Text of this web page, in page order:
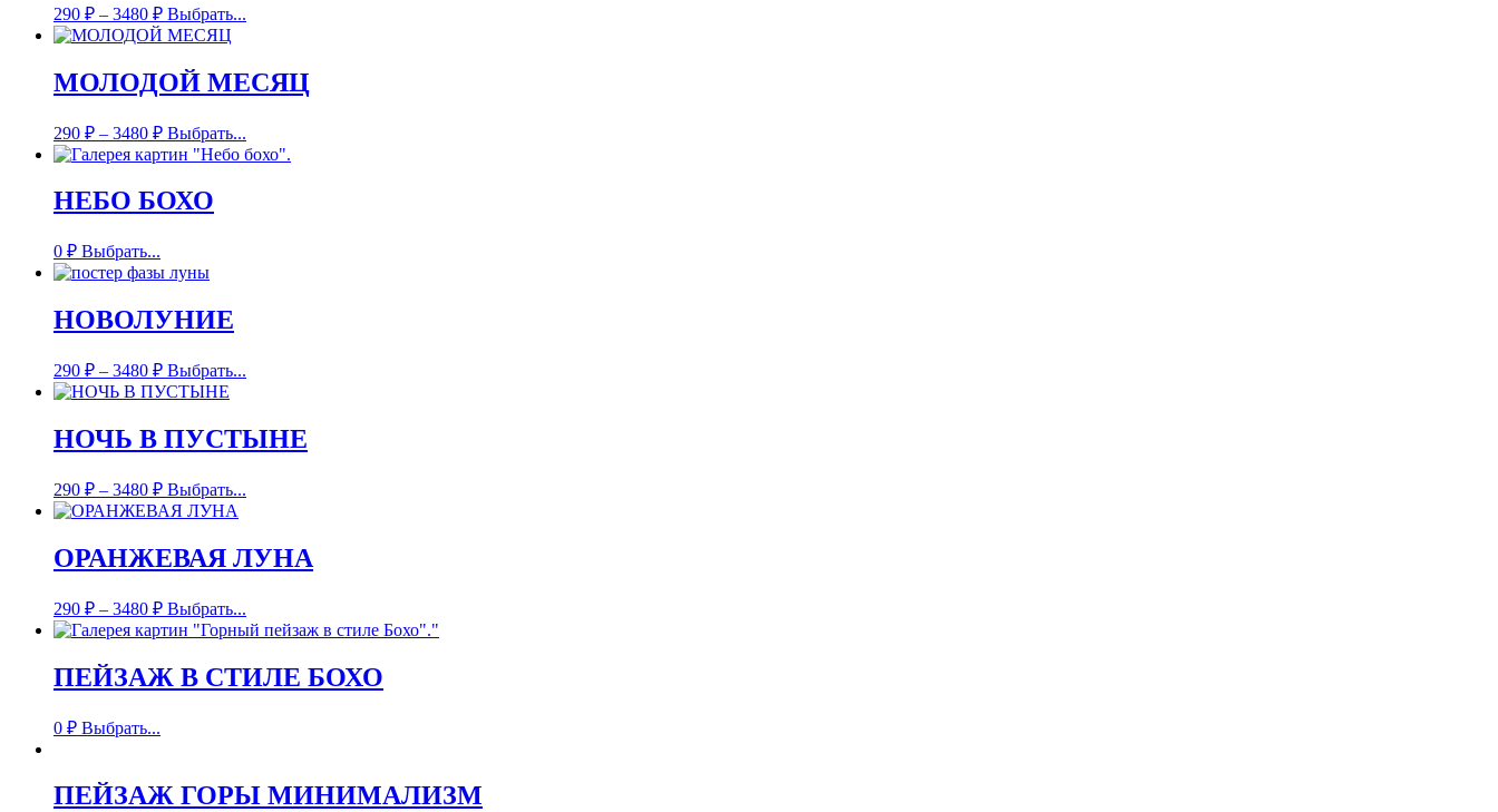
290 ₽ – 3480 ₽ Выбрать...
МОЛОДОЙ МЕСЯЦ
290 ₽ – 3480 ₽ Выбрать...
НЕБО БОХО
0 ₽ Выбрать...
НОВОЛУНИЕ
290 ₽ – 3480 ₽ Выбрать...
НОЧЬ В ПУСТЫНЕ
290 ₽ – 3480 ₽ Выбрать...
ОРАНЖЕВАЯ ЛУНА
290 ₽ – 3480 ₽ Выбрать...
ПЕЙЗАЖ В СТИЛЕ БОХО
0 ₽ Выбрать...
ПЕЙЗАЖ ГОРЫ МИНИМАЛИЗМ